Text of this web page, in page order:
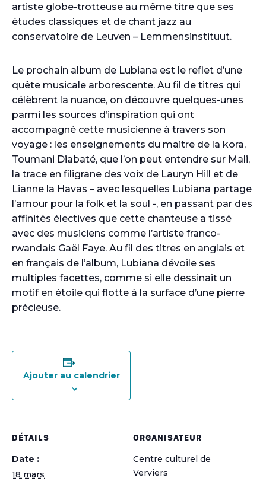
artiste globe-trotteuse au même titre que ses
études classiques et de chant jazz au
conservatoire de Leuven – Lemmensinstituut.
Le prochain album de Lubiana est le reflet d’une
quête musicale arborescente. Au fil de titres qui
célèbrent la nuance, on découvre quelques-unes
parmi les sources d’inspiration qui ont
accompagné cette musicienne à travers son
voyage : les enseignements du maitre de la kora,
Toumani Diabaté, que l’on peut entendre sur Mali,
la trace en filigrane des voix de Lauryn Hill et de
Lianne la Havas – avec lesquelles Lubiana partage
l’amour pour la folk et la soul -, en passant par des
affinités électives que cette chanteuse a tissé
avec des musiciens comme l’artiste franco-
rwandais Gaël Faye. Au fil des titres en anglais et
en français de l’album, Lubiana dévoile ses
multiples facettes, comme si elle dessinait un
motif en étoile qui flotte à la surface d’une pierre
précieuse.
Ajouter au calendrier
DÉTAILS
Date :
18 mars
ORGANISATEUR
Centre culturel de
Verviers